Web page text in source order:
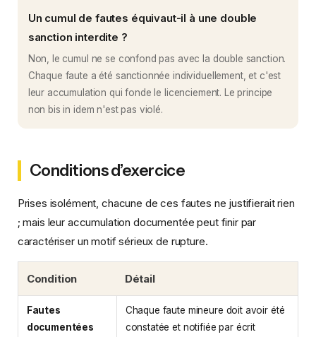
Un cumul de fautes équivaut-il à une double
sanction interdite ?
Non, le cumul ne se confond pas avec la double sanction.
Chaque faute a été sanctionnée individuellement, et c'est
leur accumulation qui fonde le licenciement. Le principe
non bis in idem n'est pas violé.
Conditions d’exercice
Prises isolément, chacune de ces fautes ne justifierait rien
; mais leur accumulation documentée peut finir par
caractériser un motif sérieux de rupture.
Condition Détail
Fautes
documentées
Chaque faute mineure doit avoir été
constatée et notifiée par écrit